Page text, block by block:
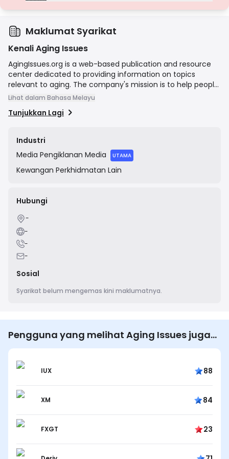
Daripada bidang kuasa dengan pengawasan minimum, lesen ini
dana dan insurans. Walaupun menarik untuk fleksibiliti operasi, ia
menimbulkan risiko yang lebih tinggi kepada pedagang.
Maklumat Syarikat
Kenali Aging Issues
AgingIssues.org is a web-based publication and resource
center dedicated to providing information on topics
relevant to aging. The company's mission is to help people
navigate difficult decisions around finances and insurance
such as estate planning, health concerns, and financial
well-researched articles should not be considered as
medical, financial, legal, or tax advice, and it may be
compensated by third-party advertisers.
Lihat dalam Bahasa Melayu
Tunjukkan Lagi
Industri
Media Pengiklanan Media UTAMA
Kewangan Perkhidmatan Lain
Hubungi
-
-
-
-
Sosial
Syarikat belum mengemas kini maklumatnya.
Pengguna yang melihat Aging Issues juga
melihat…
IUX 88
XM 84
FXGT 23